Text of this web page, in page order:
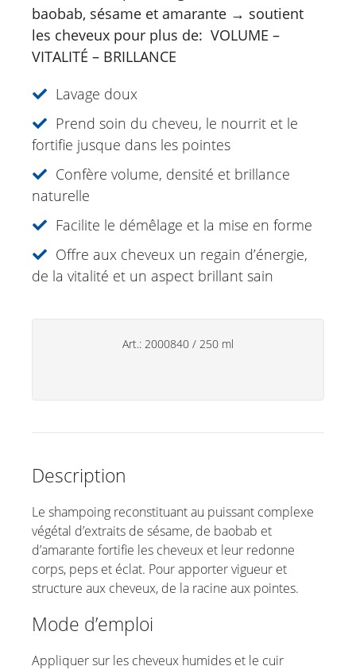
Soins du visage
Just for Men
Aromathérapie
Soins de soleil
Spécialités
Soins lèvres
Soins des mains
Produits ménagers
baobab, sésame et amarante → soutient
les cheveux pour plus de: VOLUME –
VITALITÉ – BRILLANCE
Lavage doux
Prend soin du cheveu, le nourrit et le
fortifie jusque dans les pointes
Confère volume, densité et brillance
naturelle
Facilite le démêlage et la mise en forme
Offre aux cheveux un regain d’énergie,
de la vitalité et un aspect brillant sain
Art.: 2000840 / 250 ml
Description
Le shampoing reconstituant au puissant complexe
végétal d’extraits de sésame, de baobab et
d’amarante fortifie les cheveux et leur redonne
corps, peps et éclat. Pour apporter vigueur et
structure aux cheveux, de la racine aux pointes.
Mode d’emploi
Appliquer sur les cheveux humides et le cuir